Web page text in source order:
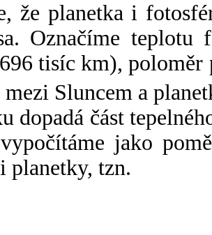
že planetka i
Označíme
tisíc km),
mezi Sluncem a
dopadá část
jako
planetky, tzn.